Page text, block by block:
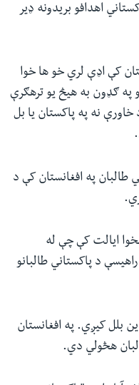
اهدافو بریدونه ډیر
کې اډې لري خو ها خوا
په ګډون به هیڅ یو ترهګرې
نه په پاکستان یا بل
طالبان په افغانستان کې د
ايالت کې چې له
د پاکستاني طالبانو
بلل کیږي. په افغانستان
هڅولي دي.